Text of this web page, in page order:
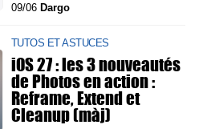
09/06 Dargo
TUTOS ET ASTUCES
iOS 27 : les 3 nouveautés
de Photos en action :
Reframe, Extend et
Cleanup (màj)